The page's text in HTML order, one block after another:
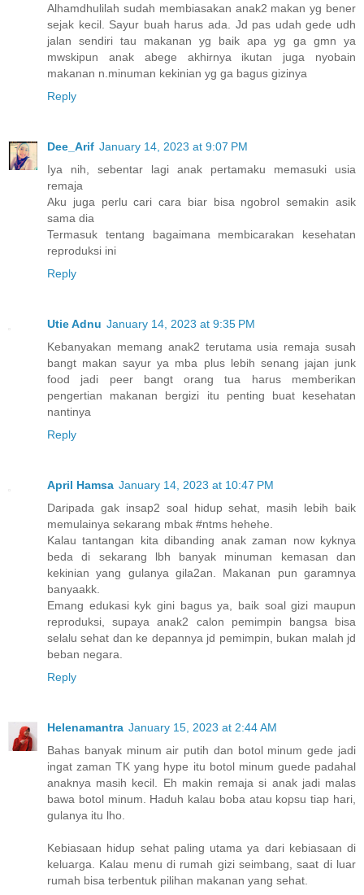
Alhamdhulilah sudah membiasakan anak2 makan yg bener
sejak kecil. Sayur buah harus ada. Jd pas udah gede udh
jalan sendiri tau makanan yg baik apa yg ga gmn ya
mwskipun anak abege akhirnya ikutan juga nyobain
makanan n.minuman kekinian yg ga bagus gizinya
Reply
Dee_Arif January 14, 2023 at 9:07 PM
Iya nih, sebentar lagi anak pertamaku memasuki usia
remaja
Aku juga perlu cari cara biar bisa ngobrol semakin asik
sama dia
Termasuk tentang bagaimana membicarakan kesehatan
reproduksi ini
Reply
Utie Adnu January 14, 2023 at 9:35 PM
Kebanyakan memang anak2 terutama usia remaja susah
bangt makan sayur ya mba plus lebih senang jajan junk
food jadi peer bangt orang tua harus memberikan
pengertian makanan bergizi itu penting buat kesehatan
nantinya
Reply
April Hamsa January 14, 2023 at 10:47 PM
Daripada gak insap2 soal hidup sehat, masih lebih baik
memulainya sekarang mbak #ntms hehehe.
Kalau tantangan kita dibanding anak zaman now kyknya
beda di sekarang lbh banyak minuman kemasan dan
kekinian yang gulanya gila2an. Makanan pun garamnya
banyaakk.
Emang edukasi kyk gini bagus ya, baik soal gizi maupun
reproduksi, supaya anak2 calon pemimpin bangsa bisa
selalu sehat dan ke depannya jd pemimpin, bukan malah jd
beban negara.
Reply
Helenamantra January 15, 2023 at 2:44 AM
Bahas banyak minum air putih dan botol minum gede jadi
ingat zaman TK yang hype itu botol minum guede padahal
anaknya masih kecil. Eh makin remaja si anak jadi malas
bawa botol minum. Haduh kalau boba atau kopsu tiap hari,
gulanya itu lho.
Kebiasaan hidup sehat paling utama ya dari kebiasaan di
keluarga. Kalau menu di rumah gizi seimbang, saat di luar
rumah bisa terbentuk pilihan makanan yang sehat.